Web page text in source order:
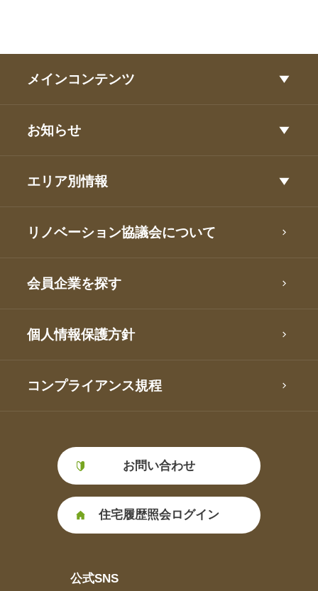
メインコンテンツ
お知らせ
エリア別情報
リノベーション協議会について
会員企業を探す
個人情報保護方針
コンプライアンス規程
お問い合わせ
住宅履歴照会ログイン
公式SNS